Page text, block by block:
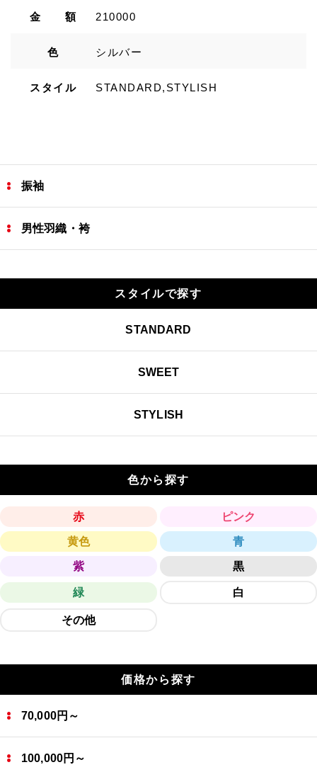
金 額 210000
色 シルバー
スタイル STANDARD,STYLISH
振袖
男性羽織・袴
スタイルで探す
STANDARD
SWEET
STYLISH
色から探す
赤 ピンク
黄色 青
紫 黒
緑 白
その他
価格から探す
70,000円～
100,000円～